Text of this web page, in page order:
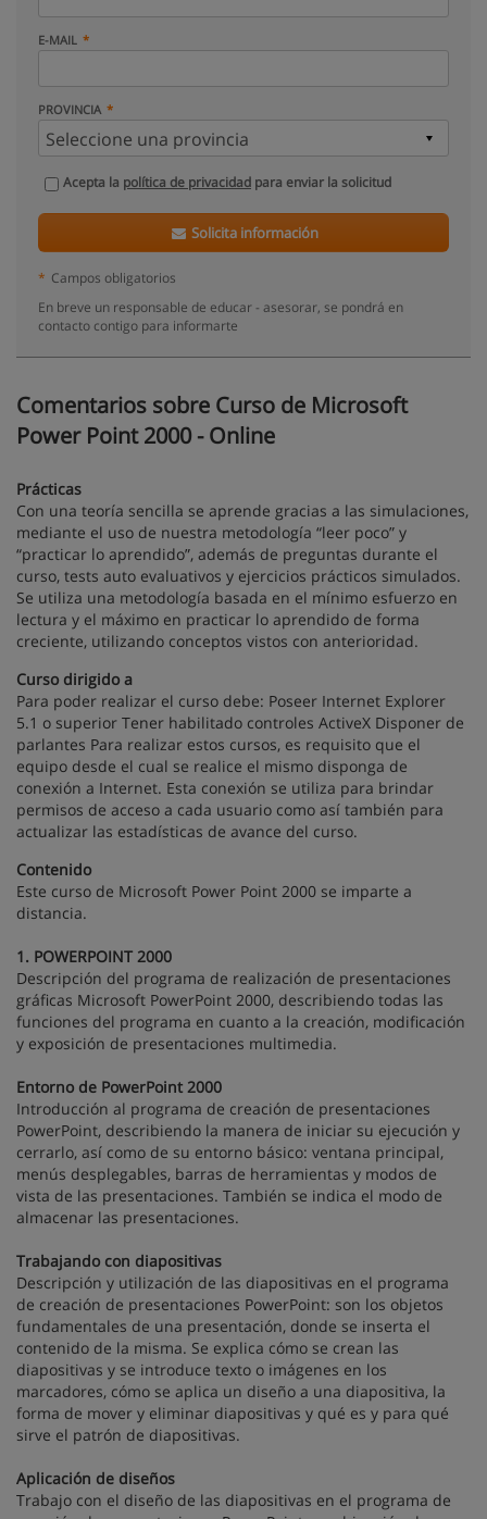
E-MAIL
PROVINCIA
Acepta la política de privacidad para enviar la solicitud
Solicita información
* Campos obligatorios
En breve un responsable de educar - asesorar, se pondrá en
contacto contigo para informarte
Comentarios sobre Curso de Microsoft
Power Point 2000 - Online
Prácticas
Con una teoría sencilla se aprende gracias a las simulaciones,
mediante el uso de nuestra metodología “leer poco” y
“practicar lo aprendido”, además de preguntas durante el
curso, tests auto evaluativos y ejercicios prácticos simulados.
Se utiliza una metodología basada en el mínimo esfuerzo en
lectura y el máximo en practicar lo aprendido de forma
creciente, utilizando conceptos vistos con anterioridad.
Curso dirigido a
Para poder realizar el curso debe: Poseer Internet Explorer
5.1 o superior Tener habilitado controles ActiveX Disponer de
parlantes Para realizar estos cursos, es requisito que el
equipo desde el cual se realice el mismo disponga de
conexión a Internet. Esta conexión se utiliza para brindar
permisos de acceso a cada usuario como así también para
actualizar las estadísticas de avance del curso.
Contenido
Este curso de Microsoft Power Point 2000 se imparte a
distancia.
1. POWERPOINT 2000
Descripción del programa de realización de presentaciones
gráficas Microsoft PowerPoint 2000, describiendo todas las
funciones del programa en cuanto a la creación, modificación
y exposición de presentaciones multimedia.
Entorno de PowerPoint 2000
Introducción al programa de creación de presentaciones
PowerPoint, describiendo la manera de iniciar su ejecución y
cerrarlo, así como de su entorno básico: ventana principal,
menús desplegables, barras de herramientas y modos de
vista de las presentaciones. También se indica el modo de
almacenar las presentaciones.
Trabajando con diapositivas
Descripción y utilización de las diapositivas en el programa
de creación de presentaciones PowerPoint: son los objetos
fundamentales de una presentación, donde se inserta el
contenido de la misma. Se explica cómo se crean las
diapositivas y se introduce texto o imágenes en los
marcadores, cómo se aplica un diseño a una diapositiva, la
forma de mover y eliminar diapositivas y qué es y para qué
sirve el patrón de diapositivas.
Aplicación de diseños
Trabajo con el diseño de las diapositivas en el programa de